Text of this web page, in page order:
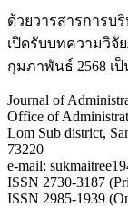
ด้วยวารสารการบ
เปิดรับบทความวิจั
กุมภาพันธ์ 2568 เ
Journal of
Office of
Lom Sub district,
73220
e-mail:
ISSN 2730-3187
ISSN 2985-1939